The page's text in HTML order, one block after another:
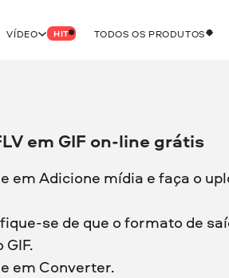
VÍDEO HIT TODOS OS PRODUTOS
em GIF on-line grátis
em Adicione mídia e faça o
se de que o formato de
GIF.
em Converter.